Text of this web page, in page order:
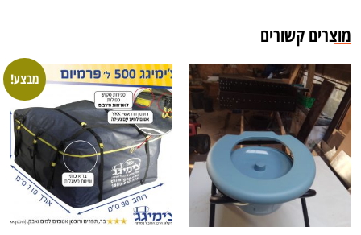
מוצרים קשורים
מבצע!